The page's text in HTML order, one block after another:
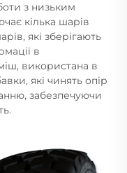
з низьким
кілька шарів
які зберігають
в
використана в
які чинять опір
забезпечуючи